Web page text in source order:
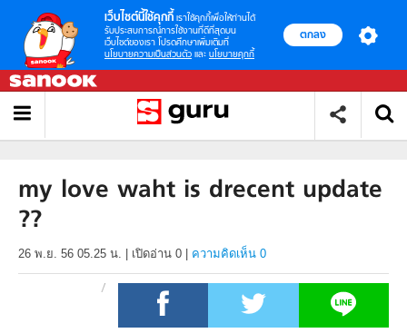
เว็บไซต์นี้ใช้คุกกี้ เราใช้คุกกี้เพื่อให้ท่านได้
รับประสบการณ์การใช้งานที่ดีที่สุดบน
เว็บไซต์ของเรา โปรดศึกษาเพิ่มเติมที่
นโยบายความเป็นส่วนตัว และ นโยบายคุกกี้
ตกลง
my love waht is drecent update
??
26 พ.ย. 56 05.25 น. เปิดอ่าน 0 ความคิดเห็น 0